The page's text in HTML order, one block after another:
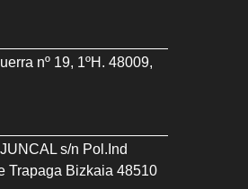
nº 19, 1ºH. 48009,
s/n Pol.Ind
Trapaga Bizkaia 48510